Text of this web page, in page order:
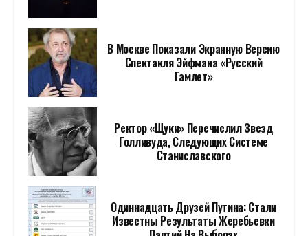
В Москве Показали Экранную Версию
Спектакля Эйфмана «Русский
Гамлет»
Ректор «Щуки» Перечислил Звезд
Голливуда, Следующих Системе
Станиславского
Одиннадцать Друзей Путина: Стали
Известны Результаты Жеребьевки